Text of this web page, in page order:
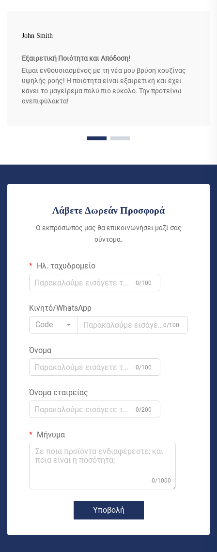
John Smith
Εξαιρετική Ποιότητα και Απόδοση!
Είμαι ενθουσιασμένος με τη νέα μου βρύση κουζίνας
υψηλής ροής! Η ποιότητα είναι εξαιρετική και έχει
κάνει το μαγείρεμα πολύ πιο εύκολο. Την προτείνω
ανεπιφύλακτα!
Λάβετε Δωρεάν Προσφορά
Ο εκπρόσωπός μας θα επικοινωνήσει μαζί σας
σύντομα.
Ηλ. ταχυδρομείο
0/100
Κινητό/WhatsApp
Code
0/100
Όνομα
0/100
Όνομα εταιρείας
0/200
Μήνυμα
0/1000
Υποβολή